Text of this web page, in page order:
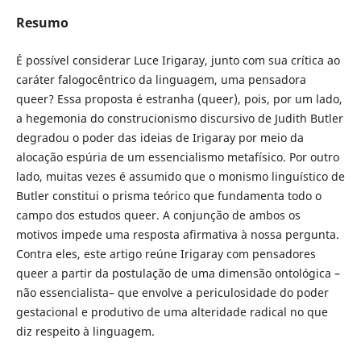
Resumo
É possível considerar Luce Irigaray, junto com sua crítica ao
caráter falogocêntrico da linguagem, uma pensadora
queer? Essa proposta é estranha (queer), pois, por um lado,
a hegemonia do construcionismo discursivo de Judith Butler
degradou o poder das ideias de Irigaray por meio da
alocação espúria de um essencialismo metafísico. Por outro
lado, muitas vezes é assumido que o monismo linguístico de
Butler constitui o prisma teórico que fundamenta todo o
campo dos estudos queer. A conjunção de ambos os
motivos impede uma resposta afirmativa à nossa pergunta.
Contra eles, este artigo reúne Irigaray com pensadores
queer a partir da postulação de uma dimensão ontológica –
não essencialista– que envolve a periculosidade do poder
gestacional e produtivo de uma alteridade radical no que
diz respeito à linguagem.